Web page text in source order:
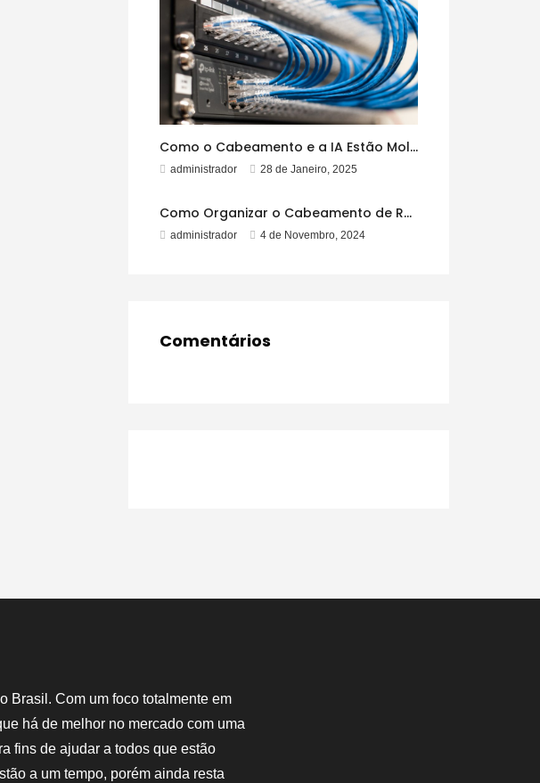
Como o Cabeamento e a IA Estão Moldando o Futuro
administrador 28 de Janeiro, 2025
Como Organizar o Cabeamento de Rede para Evitar Emaranhados
administrador 4 de Novembro, 2024
Comentários
Brasil. Com um foco totalmente em
há de melhor no mercado com uma
fins de ajudar a todos que estão
a um tempo, porém ainda resta